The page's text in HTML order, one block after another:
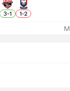
3-1 1-2